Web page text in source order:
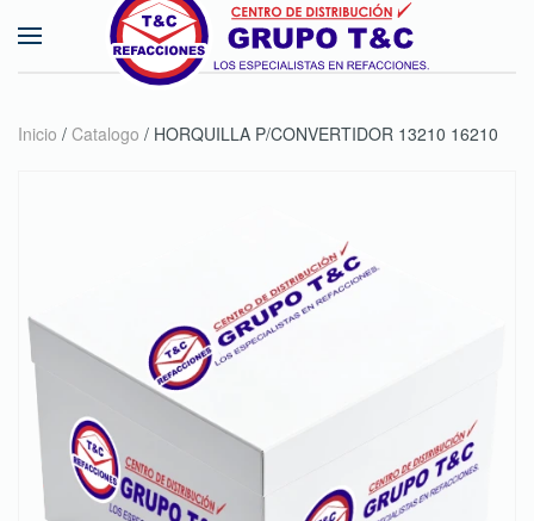
Skip to main content
Inicio / Catalogo / HORQUILLA P/CONVERTIDOR 13210 16210